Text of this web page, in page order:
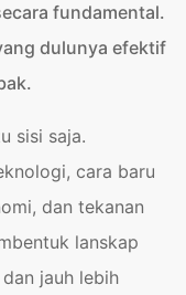
fundamental.
dulunya efektif
sisi saja.
cara baru
dan tekanan
lanskap
jauh lebih